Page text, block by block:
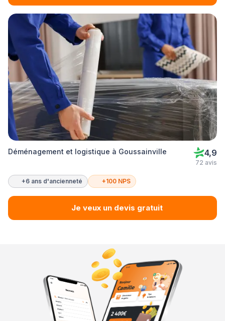
Déménagement et logistique à Goussainville 4,9
72 avis
+6 ans d'ancienneté +100 NPS
Je veux un devis gratuit